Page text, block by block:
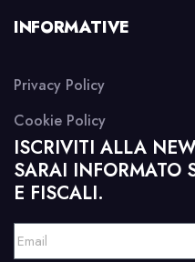
INFORMATIVE
Privacy Policy
Cookie Policy
ISCRIVITI ALLA
SARAI INFORMATO
E FISCALI.